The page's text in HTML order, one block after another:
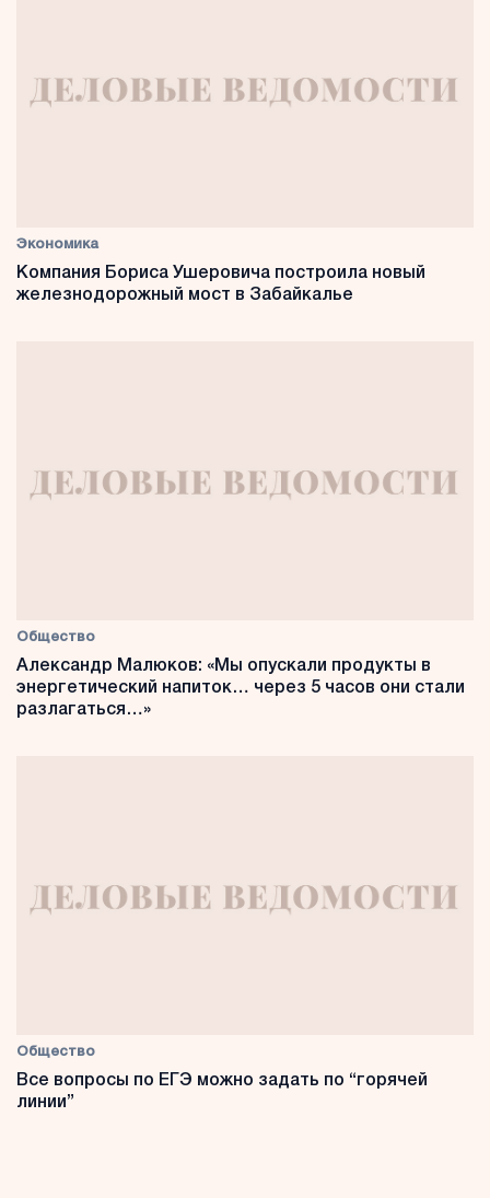
Экономика
Компания Бориса Ушеровича построила новый
железнодорожный мост в Забайкалье
Общество
Александр Малюков: «Мы опускали продукты в
энергетический напиток… через 5 часов они стали
разлагаться…»
Общество
Все вопросы по ЕГЭ можно задать по “горячей
линии”